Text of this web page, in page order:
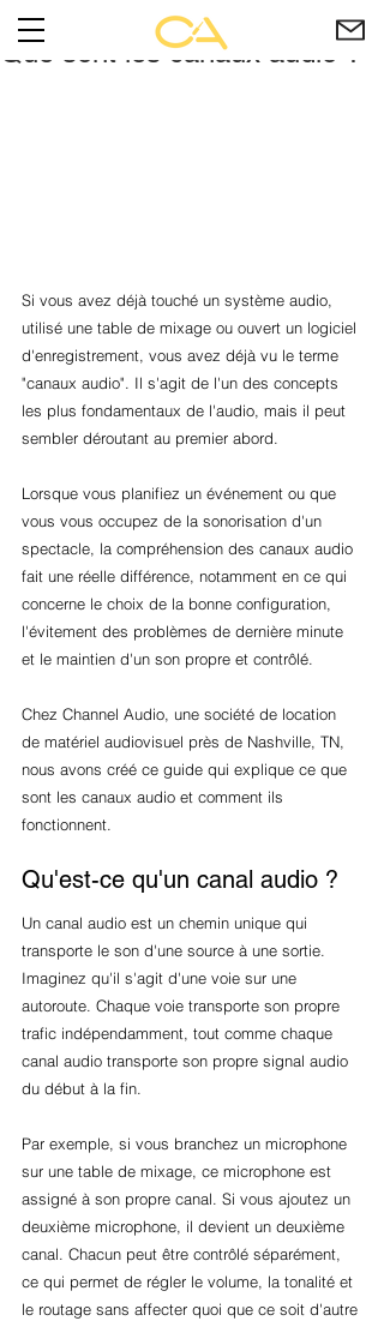
Que sont les canaux audio ?
Si vous avez déjà touché un système audio,
utilisé une table de mixage ou ouvert un logiciel
d'enregistrement, vous avez déjà vu le terme
"canaux audio". Il s'agit de l'un des concepts
les plus fondamentaux de l'audio, mais il peut
sembler déroutant au premier abord.
Lorsque vous planifiez un événement ou que
vous vous occupez de la sonorisation d'un
spectacle, la compréhension des canaux audio
fait une réelle différence, notamment en ce qui
concerne le choix de la bonne configuration,
l'évitement des problèmes de dernière minute
et le maintien d'un son propre et contrôlé.
Chez Channel Audio, une société de location
de matériel audiovisuel près de Nashville, TN,
nous avons créé ce guide qui explique ce que
sont les canaux audio et comment ils
fonctionnent.
Qu'est-ce qu'un canal audio ?
Un canal audio est un chemin unique qui
transporte le son d'une source à une sortie.
Imaginez qu'il s'agit d'une voie sur une
autoroute. Chaque voie transporte son propre
trafic indépendamment, tout comme chaque
canal audio transporte son propre signal audio
du début à la fin.
Par exemple, si vous branchez un microphone
sur une table de mixage, ce microphone est
assigné à son propre canal. Si vous ajoutez un
deuxième microphone, il devient un deuxième
canal. Chacun peut être contrôlé séparément,
ce qui permet de régler le volume, la tonalité et
le routage sans affecter quoi que ce soit d'autre